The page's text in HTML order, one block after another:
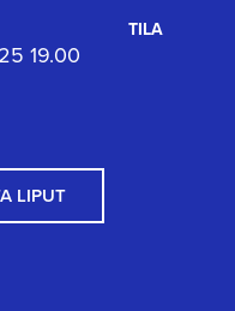
19.00
TILA
LIPUT